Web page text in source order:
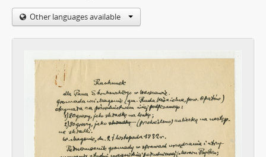
Other languages available